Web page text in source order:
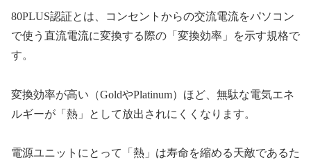
80PLUS認証とは、コンセントからの交流電流をパソコン
で使う直流電流に変換する際の「変換効率」を示す規格で
す。
変換効率が高い（GoldやPlatinum）ほど、無駄な電気エネ
ルギーが「熱」として放出されにくくなります。
電源ユニットにとって「熱」は寿命を縮める天敵であるた